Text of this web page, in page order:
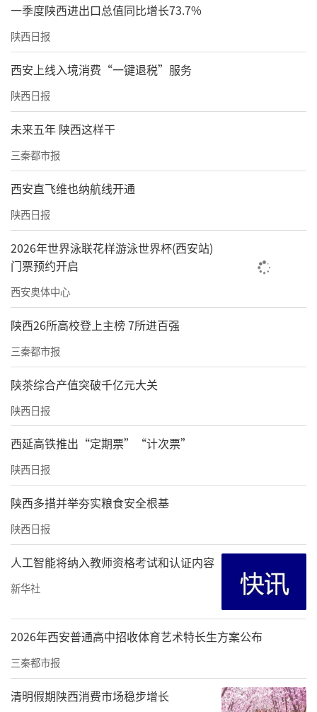
一季度陕西进出口总值同比增长73.7%
陕西日报
西安上线入境消费“一键退税”服务
陕西日报
未来五年 陕西这样干
三秦都市报
西安直飞维也纳航线开通
陕西日报
2026年世界泳联花样游泳世界杯(西安站)
门票预约开启
西安奥体中心
陕西26所高校登上主榜 7所进百强
三秦都市报
陕茶综合产值突破千亿元大关
陕西日报
西延高铁推出“定期票”“计次票”
陕西日报
陕西多措并举夯实粮食安全根基
陕西日报
人工智能将纳入教师资格考试和认证内容
新华社
2026年西安普通高中招收体育艺术特长生方案公布
三秦都市报
清明假期陕西消费市场稳步增长